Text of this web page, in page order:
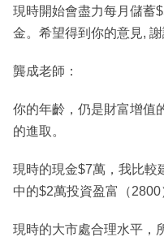
現時開始會盡力每月儲蓄
金。希望得到你的意見, 謝
龔成老師：
你的年齡，仍是財富增值
的進取。
現時的現金$7萬，我比較
中的$2萬投資盈富（2800
現時的大市處合理水平，